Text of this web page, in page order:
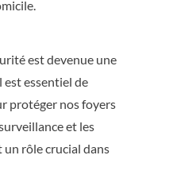
est devenue une
essentiel de
protéger nos foyers
et les
un rôle crucial dans